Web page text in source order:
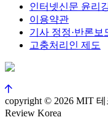
인터넷신문 윤리
이용약관
기사 정정·반론보
고충처리인 제도
copyright © 2026 MIT
Review Korea